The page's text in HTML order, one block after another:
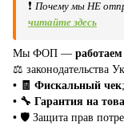
❗ Почему мы НЕ
читайте здесь
Мы ФОП —
⚖️ законодательства
• 🧾 Фискальный чек;
• 🔧 Гарантия на
• 🛡️ Защита прав